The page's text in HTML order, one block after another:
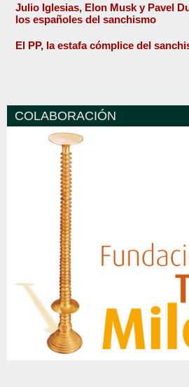
Julio Iglesias, Elon Musk y Pavel
los españoles del sanchismo
El PP, la estafa cómplice del
COLABORACIÓN